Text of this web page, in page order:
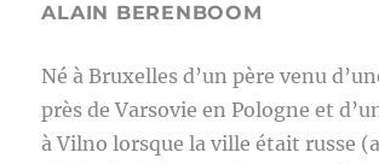
ALAIN BERENBOOM
Né à Bruxelles d’un père venu
près de Varsovie en Pologne et
à Vilno lorsque la ville était russe